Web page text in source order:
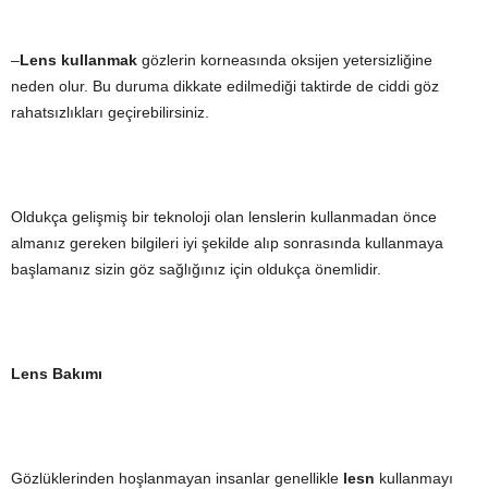
–Lens kullanmak gözlerin korneasında oksijen yetersizliğine
neden olur. Bu duruma dikkate edilmediği taktirde de ciddi göz
rahatsızlıkları geçirebilirsiniz.
Oldukça gelişmiş bir teknoloji olan lenslerin kullanmadan önce
almanız gereken bilgileri iyi şekilde alıp sonrasında kullanmaya
başlamanız sizin göz sağlığınız için oldukça önemlidir.
Lens Bakımı
Gözlüklerinden hoşlanmayan insanlar genellikle lesn kullanmayı